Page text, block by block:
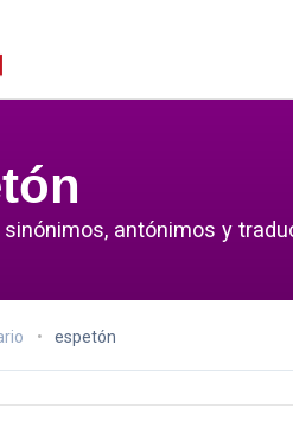
sinónimos, antónimos y
espetón